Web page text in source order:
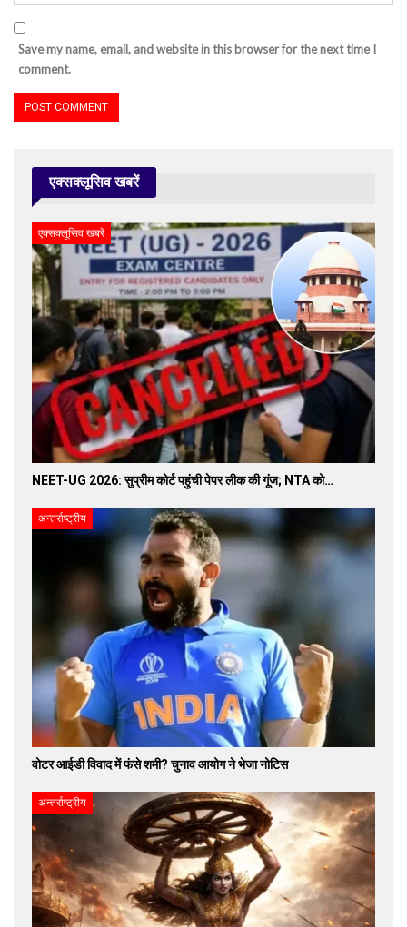
Save my name, email, and website in this browser for the next time I
comment.
एक्सक्लूसिव खबरें
एक्सक्लूसिव खबरें
NEET-UG 2026: सुप्रीम कोर्ट पहुंची पेपर लीक की गूंज; NTA को…
अन्तर्राष्ट्रीय
वोटर आईडी विवाद में फंसे शमी? चुनाव आयोग ने भेजा नोटिस
अन्तर्राष्ट्रीय